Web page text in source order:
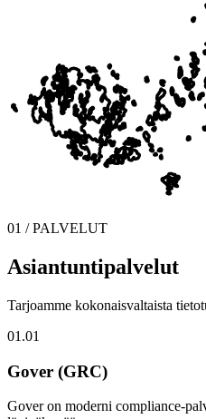
01 / PALVELUT
Asiantuntipalvelut
Tarjoamme kokonaisvaltaista
01.01
Gover (GRC)
Gover on moderni compliance-